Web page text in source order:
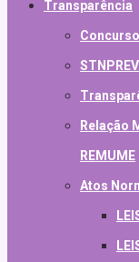
Transparência
STNPREV
Relação
REMUME
Atos